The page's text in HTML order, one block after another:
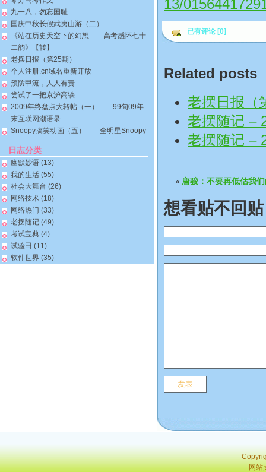
九一八，勿忘国耻
国庆中秋长假武夷山游（二）
《站在历史天空下的幻想——高考感怀七十
二韵》【转】
老摆日报（第25期）
个人注册.cn域名重新开放
预防甲流，人人有责
尝试了一把京沪高铁
2009年终盘点大转帖（一）——99句09年
末互联网潮语录
Snoopy搞笑动画（五）——全明星Snoopy
日志分类
幽默妙语 (13)
我的生活 (55)
社会大舞台 (26)
网络技术 (18)
网络热门 (33)
老摆随记 (49)
考试宝典 (4)
试验田 (11)
软件世界 (35)
13/
已有评论 [0]
Related posts
老摆日报（
老摆随记 –
老摆随记 –
« 唐骏：不要再低估我
想看贴不回
网站